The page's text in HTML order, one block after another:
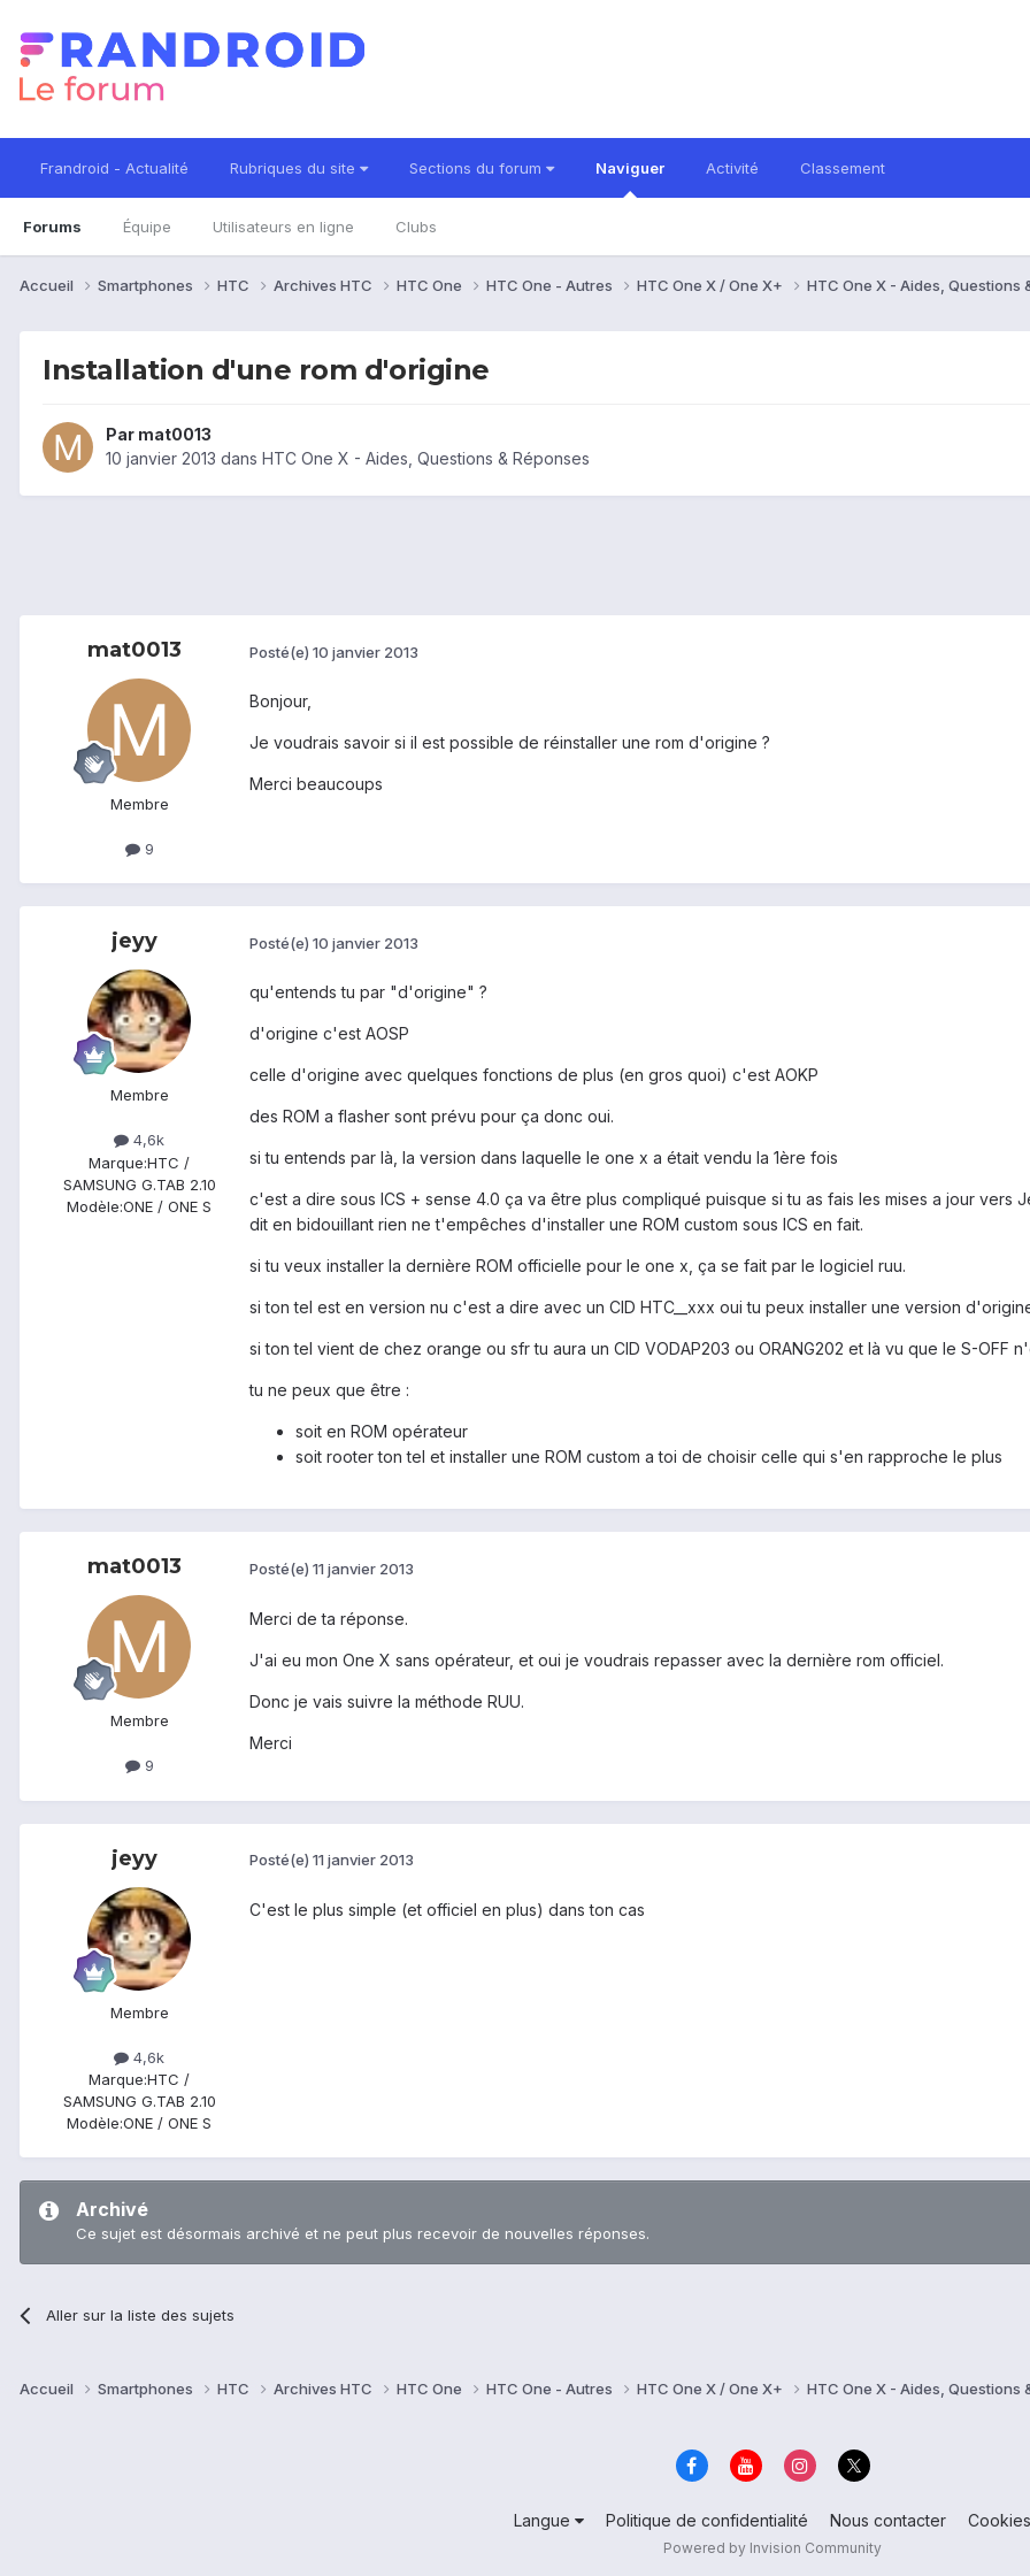
Frandroid - Actualité Rubriques du site Sections du forum Naviguer
Forums Équipe Utilisateurs en ligne Clubs
Activité Classement
Accueil Smartphones HTC Archives HTC HTC One HTC One - Autres HTC One X / One X+ HTC One X - Aides, Questions
Installation d'une rom d'origine
Par mat0013
10 janvier 2013 dans HTC One X - Aides, Questions & Réponses
mat0013
Membre
9
Posté(e) 10 janvier 2013
Bonjour,
Je voudrais savoir si il est possible de réinstaller une rom d'origine ?
Merci beaucoups
jeyy
Membre
4,6k
Marque:HTC /
SAMSUNG G.TAB 2.10
Modèle:ONE / ONE S
Posté(e) 10 janvier 2013
qu'entends tu par "d'origine" ?
d'origine c'est AOSP
celle d'origine avec quelques fonctions de plus (en gros quoi) c'est AOKP
des ROM a flasher sont prévu pour ça donc oui.
si tu entends par là, la version dans laquelle le one x a était vendu la 1ère fois
c'est a dire sous ICS + sense 4.0 ça va être plus compliqué puisque si tu as fais les mises a jour vers
dit en bidouillant rien ne t'empêches d'installer une ROM custom sous ICS en fait.
si tu veux installer la dernière ROM officielle pour le one x, ça se fait par le logiciel ruu.
si ton tel est en version nu c'est a dire avec un CID HTC__xxx oui tu peux installer une version
si ton tel vient de chez orange ou sfr tu aura un CID VODAP203 ou ORANG202 et là vu que le S-OFF
tu ne peux que être :
soit en ROM opérateur
soit rooter ton tel et installer une ROM custom a toi de choisir celle qui s'en rapproche le plus
mat0013
Membre
9
Posté(e) 11 janvier 2013
Merci de ta réponse.
J'ai eu mon One X sans opérateur, et oui je voudrais repasser avec la dernière rom officiel.
Donc je vais suivre la méthode RUU.
Merci
jeyy
Membre
4,6k
Marque:HTC /
SAMSUNG G.TAB 2.10
Modèle:ONE / ONE S
Posté(e) 11 janvier 2013
C'est le plus simple (et officiel en plus) dans ton cas
Archivé
Ce sujet est désormais archivé et ne peut plus recevoir de nouvelles réponses.
Aller sur la liste des sujets
Accueil Smartphones HTC Archives HTC HTC One HTC One - Autres HTC One X / One X+ HTC One X - Aides, Questions
Langue Politique de confidentialité Nous contacter Cookies
Powered by Invision Community